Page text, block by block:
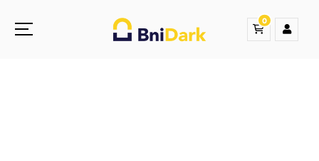
0